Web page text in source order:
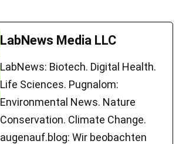
LabNews Media LLC
LabNews: Biotech. Digital Health.
Life Sciences. Pugnalom:
Environmental News. Nature
Conservation. Climate Change.
augenauf.blog: Wir beobachten